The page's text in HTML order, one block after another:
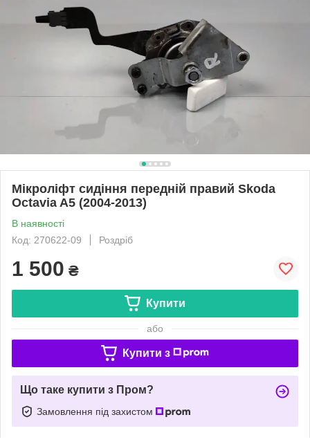
Мікроліфт сидіння передній правий Skoda
Octavia A5 (2004-2013)
В наявності
Код: 270622-09
Роздріб
1 500 ₴
Купити
або
Купити з
Що таке купити з Пром?
Замовлення під захистом